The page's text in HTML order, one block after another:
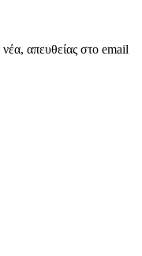
απευθείας στο email